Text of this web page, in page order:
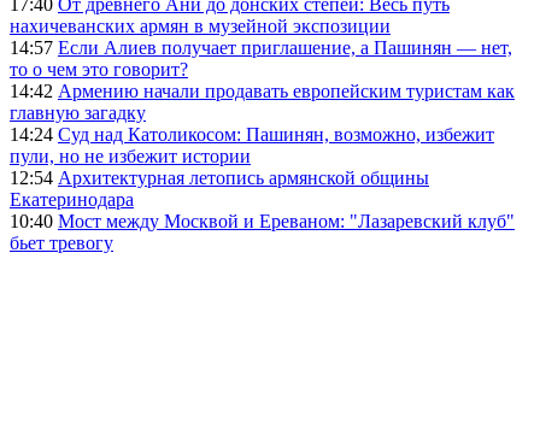
17:40 От древнего Ани до донских степей: Весь путь
нахичеванских армян в музейной экспозиции
14:57 Если Алиев получает приглашение, а Пашинян — нет,
то о чем это говорит?
14:42 Армению начали продавать европейским туристам как
главную загадку
14:24 Суд над Католикосом: Пашинян, возможно, избежит
пули, но не избежит истории
12:54 Архитектурная летопись армянской общины
Екатеринодара
10:40 Мост между Москвой и Ереваном: "Лазаревский клуб"
бьет тревогу